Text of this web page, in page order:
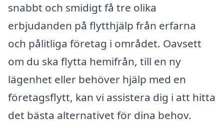
snabbt och smidigt få tre olika
erbjudanden på flytthjälp från erfarna
och pålitliga företag i området. Oavsett
om du ska flytta hemifrån, till en ny
lägenhet eller behöver hjälp med en
företagsflytt, kan vi assistera dig i att hitta
det bästa alternativet för dina behov.